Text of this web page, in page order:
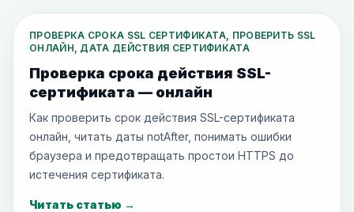
ПРОВЕРКА СРОКА SSL СЕРТИФИКАТА, ПРОВЕРИТЬ SSL
ОНЛАЙН, ДАТА ДЕЙСТВИЯ СЕРТИФИКАТА
Проверка срока действия SSL-
сертификата — онлайн
Как проверить срок действия SSL-сертификата
онлайн, читать даты notAfter, понимать ошибки
браузера и предотвращать простои HTTPS до
истечения сертификата.
Читать статью →